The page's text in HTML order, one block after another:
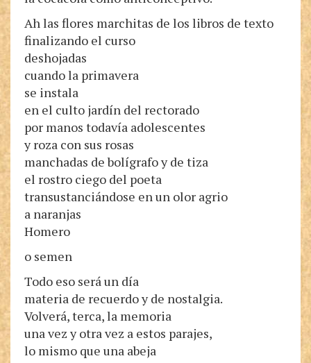
Ah las flores marchitas de los libros de texto
finalizando el curso
deshojadas
cuando la primavera
se instala
en el culto jardín del rectorado
por manos todavía adolescentes
y roza con sus rosas
manchadas de bolígrafo y de tiza
el rostro ciego del poeta
transustanciándose en un olor agrio
a naranjas
Homero
o semen
Todo eso será un día
materia de recuerdo y de nostalgia.
Volverá, terca, la memoria
una vez y otra vez a estos parajes,
lo mismo que una abeja